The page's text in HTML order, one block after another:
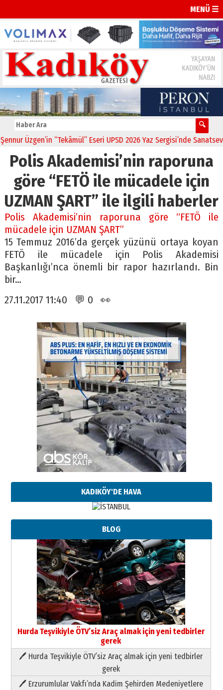
MENÜ ☰
Üzgen’in “Tekâmül” Eseri UPSD 2026 Yaz Sergisi’nde
Polis Akademisi’nin raporuna
göre “FETÖ ile mücadele için
UZMAN ŞART” ile ilgili haberler
Polis Akademisi’nin raporuna göre “FETÖ ile
mücadele için UZMAN ŞART”
15 Temmuz 2016’da gerçek yüzünü ortaya koyan
FETÖ ile mücadele için Polis Akademisi
Başkanlığı’nca önemli bir rapor hazırlandı. Bin
bir…
27.11.2017 11:40 💬 0 👀
KADIKÖY'DE HAVA
BLOG
Hurda Teşvikiyle ÖTV’siz Araç almak için yeni tedbirler
gerek
🖊 Hurda Teşvikiyle ÖTV’siz Araç almak için yeni tedbirler
gerek
🖊 Erzurumlular Vakfı’nda Kadim Şehirden Medeniyetlere
Paranın Aile Kültüründeki Yeri
03 Ağustos 2026 Pazartesi